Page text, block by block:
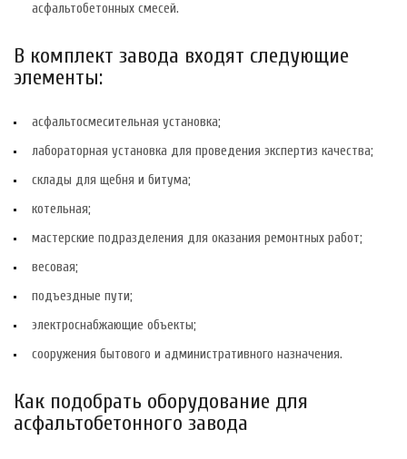
асфальтобетонных смесей.
В комплект завода входят следующие
элементы:
асфальтосмесительная установка;
лабораторная установка для проведения экспертиз качества;
склады для щебня и битума;
котельная;
мастерские подразделения для оказания ремонтных работ;
весовая;
подъездные пути;
электроснабжающие объекты;
сооружения бытового и административного назначения.
Как подобрать оборудование для
асфальтобетонного завода